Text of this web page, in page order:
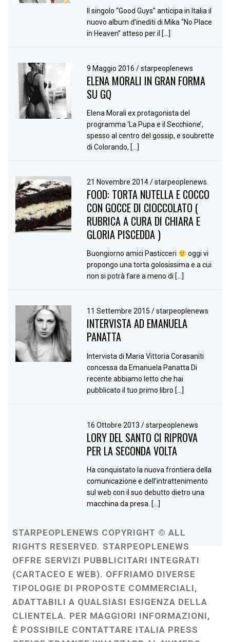
Il singolo “Good Guys” anticipa in Italia il
nuovo album d’inediti di Mika “No Place
in Heaven” atteso per il […]
9 Maggio 2016/ starpeoplenews
ELENA MORALI IN GRAN FORMA
SU GQ
Elena Morali ex protagonista del
programma ‘La Pupa e il Secchione’,
spesso al centro del gossip, e soubrette
di Colorando, […]
21 Novembre 2014/ starpeoplenews
FOOD: TORTA NUTELLA E COCCO
CON GOCCE DI CIOCCOLATO (
RUBRICA A CURA DI CHIARA E
GLORIA PISCEDDA )
Buongiorno amici Pasticceri
oggi vi
propongo una torta golosissima e a cui
non si potrà fare a meno di […]
11 Settembre 2015/ starpeoplenews
INTERVISTA AD EMANUELA
PANATTA
Intervista di Maria Vittoria Corasaniti
concessa da Emanuela Panatta Di
recente abbiamo letto che hai
pubblicato il tuo primo libro […]
16 Ottobre 2013/ starpeoplenews
LORY DEL SANTO CI RIPROVA
PER LA SECONDA VOLTA
Ha conquistato la nuova frontiera della
comunicazione e dell’intrattenimento
sul web con il suo debutto dietro una
macchina da presa. […]
STARPEOPLENEWS COPYRIGHT © ALL
RIGHTS RESERVED. STARPEOPLENEWS
OFFRE SERVIZI PUBBLICITARI INTEGRATI
(CARTACEO E WEB). OFFRIAMO DIVERSE
TIPOLOGIE DI PROPOSTE COMMERCIALI,
ADATTABILI A QUALSIASI ESIGENZA DELLA
CLIENTELA. PER MAGGIORI INFORMAZIONI,
È POSSIBILE CONTATTARE ITALIA PRESS